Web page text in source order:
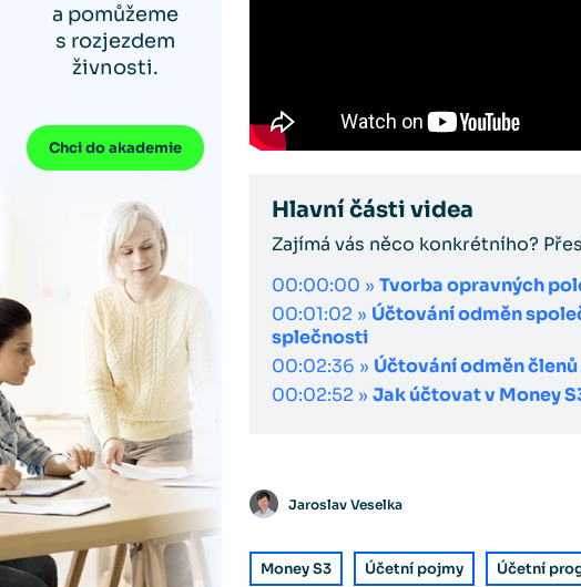
a pomůžeme
s rozjezdem
živnosti.
Chci do akademie
Hlavní části videa
Zajímá vás něco konkrétního?
00:00:00 » Tvorba opravných
00:01:02 » Účtování odměn
splečnosti
00:02:36 » Účtování odměn
00:02:52 » Jak účtovat v Money
Jaroslav Veselka
Money S3 Účetní pojmy Účetní